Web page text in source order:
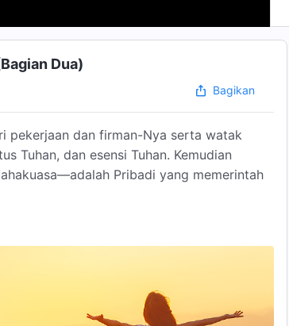
Dua)
Bagikan
pekerjaan dan firman-Nya serta watak
Tuhan, dan esensi Tuhan. Kemudian
Pribadi yang memerintah